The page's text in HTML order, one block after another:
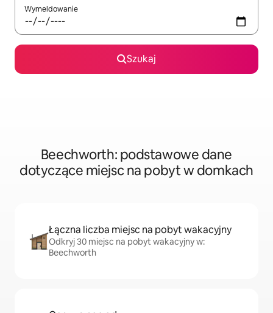
Wymeldowanie
Szukaj
Beechworth: podstawowe dane
dotyczące miejsc na pobyt w domkach
Łączna liczba miejsc na pobyt wakacyjny
Odkryj 30 miejsc na pobyt wakacyjny w:
Beechworth